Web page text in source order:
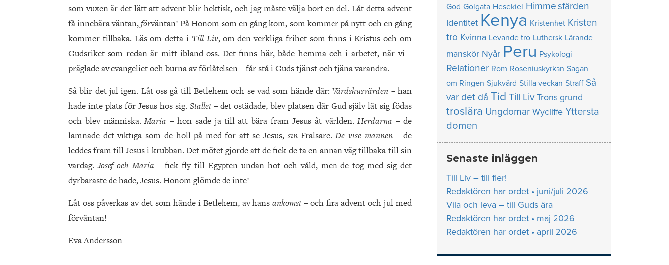
som vuxen är det lätt att advent blir hektisk, och jag måste välja bort en del. Låt detta advent
få innebära väntan,förväntan! På Honom som en gång kom, som kommer på nytt och en gång
kommer tillbaka. Läs om detta i Till Liv, om den verkliga frihet som finns i Kristus och om
Gudsriket som redan är mitt ibland oss. Det finns här, både hemma och i arbetet, när vi –
präglade av evangeliet och burna av förlåtelsen – får stå i Guds tjänst och tjäna varandra.
Så blir det jul igen. Låt oss gå till Betlehem och se vad som hände där:Värdshusvärden – han
hade inte plats för Jesus hos sig. Stallet– det ostädade, blev platsen där Gud själv lät sig födas
och blev människa.Maria– hon sade ja till att bära fram Jesus åt världen.Herdarna– de
lämnade det viktiga som de höll på med för att se Jesus, sinFrälsare.De vise männen– de
leddes fram till Jesus i krubban. Det mötet gjorde att de fick de ta en annan väg tillbaka till sin
vardag.Josef och Maria – fick fly till Egypten undan hot och våld, men de tog med sig det
dyrbaraste de hade, Jesus. Honom glömde de inte!
Låt oss påverkas av det som hände i Betlehem, av hansankomst– och fira advent och jul med
förväntan!
Eva Andersson
God Golgata Hesekiel Himmelsfärden
Identitet Kenya Kristenhet Kristen
tro Kvinna Levande tro Luthersk Lärande
manskör Nyår Peru Psykologi
Relationer Rom Roseniuskyrkan Sagan
om Ringen Sjukvård Stilla veckan Straff Så
var det då Tid Till Liv Trons grund
troslära Ungdomar Wycliffe Yttersta
domen
Senaste inläggen
Till Liv – till fler!
Redaktören har ordet • juni/juli 2026
Vila och leva – till Guds ära
Redaktören har ordet • maj 2026
Redaktören har ordet • april 2026